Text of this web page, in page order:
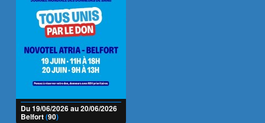
Du 19/06/2026 au 20/06/2026
Belfort(90)